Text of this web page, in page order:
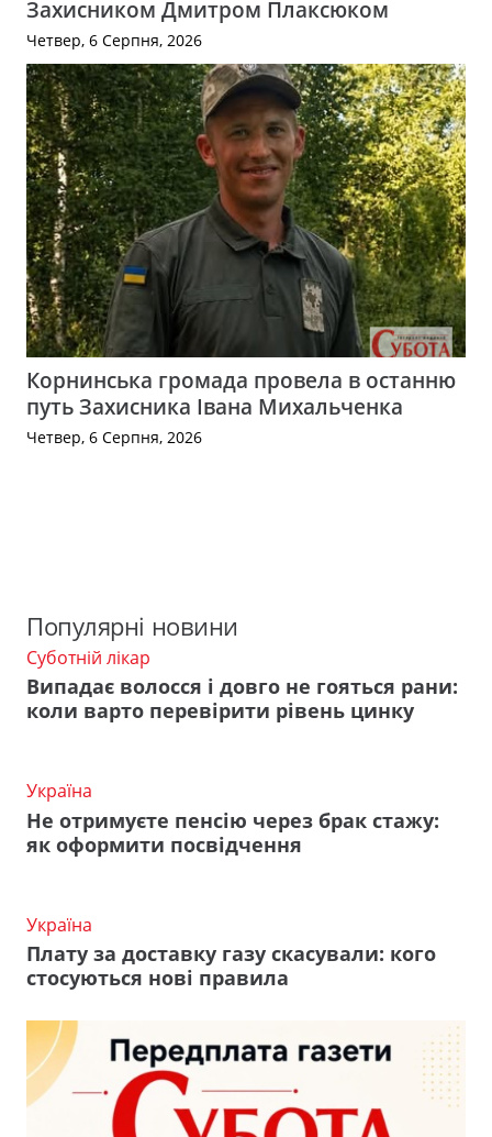
Захисником Дмитром Плаксюком
Четвер, 6 Серпня, 2026
Корнинська громада провела в останню
путь Захисника Івана Михальченка
Четвер, 6 Серпня, 2026
Популярні новини
Суботній лікар
Випадає волосся і довго не гояться рани:
коли варто перевірити рівень цинку
Україна
Не отримуєте пенсію через брак стажу:
як оформити посвідчення
Україна
Плату за доставку газу скасували: кого
стосуються нові правила